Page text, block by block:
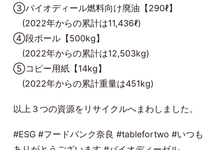
③バイオディール燃料向け廃油【290ℓ】
(2022年からの累計は11,436ℓ)
④段ボール【500kg】
(2022年からの累計は12,503kg)
⑤コピー用紙【14kg】
(2022年からの累計重量は451kg)
以上３つの資源をリサイクルへまわしました。
#ESG #フードバンク奈良 #tablefortwo #いつも